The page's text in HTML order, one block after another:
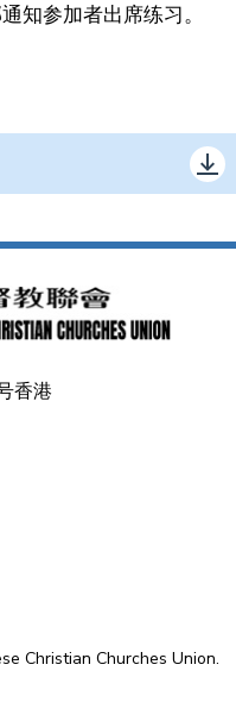
知参加者出席练习。
香港
Christian Churches Union.